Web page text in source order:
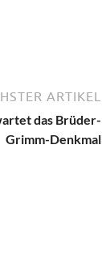
ARTIKEL
das Brüder-
Grimm-Denkmal